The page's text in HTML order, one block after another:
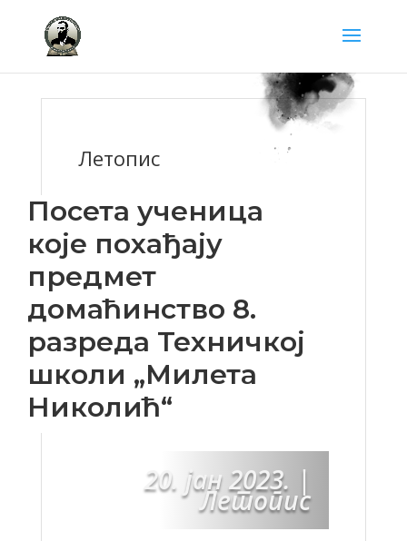
Летопис
Посета ученица
које похађају
предмет
домаћинство 8.
разреда Техничкој
школи „Милета
Николић“
20. јан 2023. |
Летопис